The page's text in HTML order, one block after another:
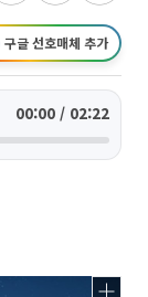
구글 선호매체 추가
00:00 / 02:22